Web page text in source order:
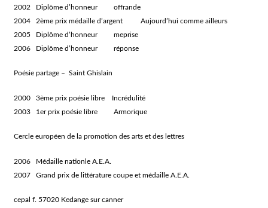
2002 Diplôme d’honneur offrande
2004 2ème prix médaille d’argent Aujourd’hui comme ailleurs
2005 Diplôme d’honneur meprise
2006 Diplôme d’honneur réponse
Poésie partage – Saint Ghislain
2000 3ème prix poésie libre Incrédulité
2003 1er prix poésie libre Armorique
Cercle européen de la promotion des arts et des lettres
2006 Médaille nationle A.E.A.
2007 Grand prix de littérature coupe et médaille A.E.A.
cepal f. 57020 Kedange sur canner